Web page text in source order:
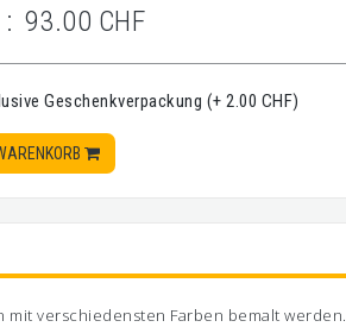
93.00 CHF
Geschenkverpackung (+ 2.00 CHF)
mit verschiedensten Farben bemalt werden.